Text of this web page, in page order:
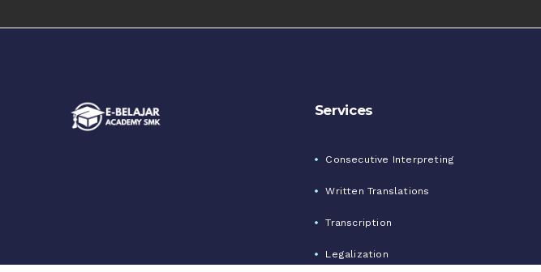
Services
Consecutive Interpreting
Written Translations
Transcription
Legalization